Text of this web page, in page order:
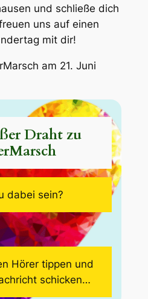
und schließe dich
uns auf einen
mit dir!
am 21. Juni
Draht zu
dabei sein?
Hörer tippen und
schicken…